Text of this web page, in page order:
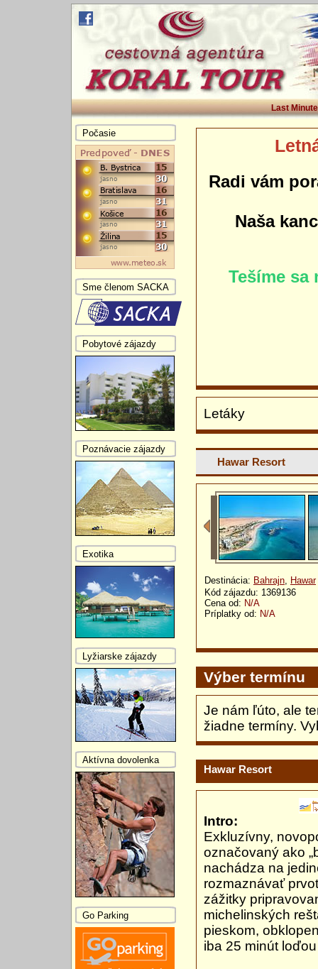
Last Minute
Radi vám
Naša
Tešíme sa
Letáky
Hawar Resort
Destinácia: Bahrajn, Hawar
Kód zájazdu: 1369136
Cena od: N/A
Príplatky od: N/A
Výber termínu
Je nám ľúto, ale
žiadne termíny.
Hawar Resort
Intro:
Exkluzívny,
označovaný ako
nachádza na
rozmaznávať
zážitky
michelinských
pieskom,
iba 25 minút
Počasie
Sme členom SACKA
Pobytové zájazdy
Poznávacie zájazdy
Exotika
Lyžiarske zájazdy
Aktívna dovolenka
Go Parking